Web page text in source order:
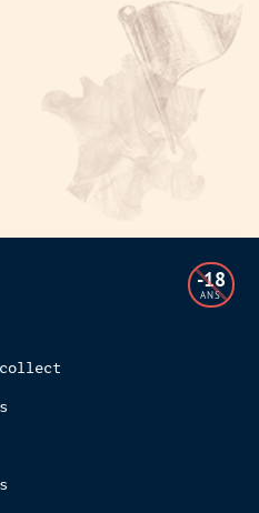
L'accès
à
-18
ANS